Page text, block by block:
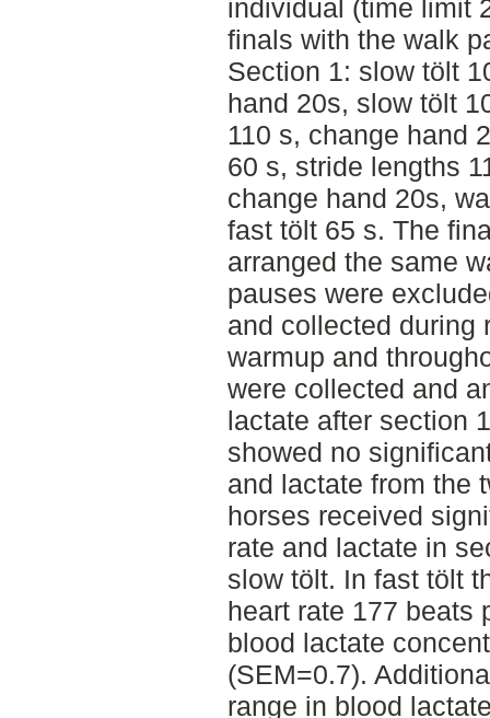
individual (time limit
finals with the walk
Section 1: slow tölt
hand 20s, slow tölt
110 s, change hand
60 s, stride lengths
change hand 20s,
fast tölt 65 s. The
arranged the same
pauses were
and collected during
warmup and
were collected and
lactate after section
showed no
and lactate from the
horses received
rate and lactate in
slow tölt. In fast tölt
heart rate 177 beats
blood lactate
(SEM=0.7).
range in blood